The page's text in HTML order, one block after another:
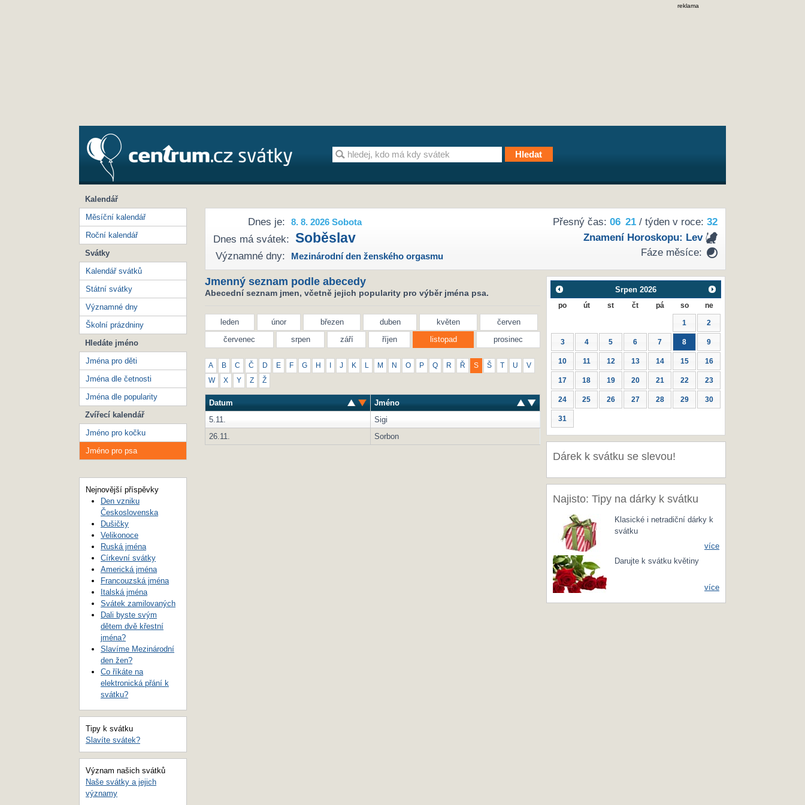
reklama
Přesný čas: 06 21/ týden v roce: 32
Znamení Horoskopu: Lev
Fáze měsíce:
Dnes je: 8. 8. 2026 Sobota
Dnes má svátek: Soběslav
Významné dny: Mezinárodní den ženského orgasmu
Jmenný seznam podle abecedy
Abecední seznam jmen, včetně jejich popularity pro výběr jména psa.
leden únor březen duben květen
červen
červenec
srpen září říjen listopad prosinec
A B C Č D E F G H J K M N O P Q R Ř S Š T U V
W X Y Z Ž
Datum
Jméno
5.11.
Sigi
26.11.
Sorbon
Srpen 2026
po út st čt pá so ne
1 2
3 4 5 6 7 8 9
10 11 12 13 14 15 16
17 18 19 20 21 22 23
24 25 26 27 28 29 30
31
Dárek k svátku se slevou!
Najisto: Tipy na dárky k svátku
Klasické i netradiční dárky k
svátku
více
Darujte k svátku květiny
více
Kalendář
Měsíční kalendář
Roční kalendář
Svátky
Kalendář svátků
Státní svátky
Významné dny
Školní prázdniny
Hledáte jméno
Jména pro děti
Jména dle četnosti
Jména dle popularity
Zvířecí kalendář
Jméno pro kočku
Jméno pro psa
Nejnovější příspěvky
Den vzniku
Československa
Dušičky
Velikonoce
Ruská jména
Církevní svátky
Americká jména
Francouzská jména
Italská jména
Svátek zamilovaných
Dali byste svým
dětem dvě křestní
jména?
Slavíme Mezinárodní
den žen?
Co říkáte na
elektronická přání k
svátku?
Tipy k svátku
Slavíte svátek?
Význam našich svátků
Naše svátky a jejich
významy